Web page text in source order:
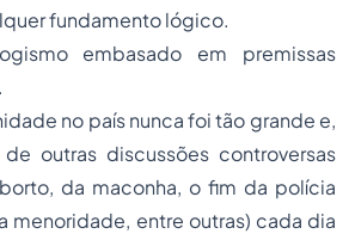
fundamento lógico.
embasado em premissas
no país nunca foi tão grande e,
outras discussões controversas
da maconha, o fim da polícia
menoridade, entre outras) cada dia